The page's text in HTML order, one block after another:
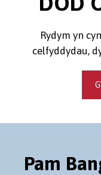
Rydym yn
celfyddydau,
Pam